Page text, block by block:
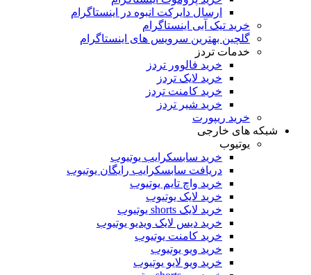
ارسال دایرکت انبوه در اینستاگرام
خرید تیک آبی اینستاگرام
گلچین بهترین سرویس های اینستاگرام
خدمات تردز
خرید فالوور تردز
خرید لایک تردز
خرید کامنت تردز
خرید شیر تردز
خرید ریپورت
شبکه های خارجی
یوتیوب
خرید سابسکرایب یوتیوب
دریافت سابسکرایب رایگان یوتیوب
خرید واچ تایم یوتیوب
خرید لایک یوتیوب
خرید لایک shorts یوتیوب
خرید دیس لایک ویدیو یوتیوب
خرید کامنت یوتیوب
خرید ویو یوتیوب
خرید ویو لایو یوتیوب